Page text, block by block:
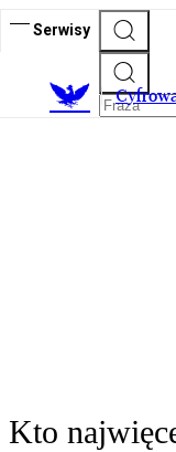
Serwisy
C
Kto